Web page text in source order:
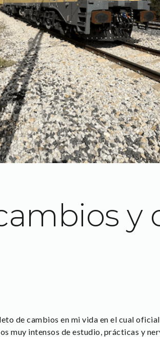
y
de cambios en mi vida en el cual
muy intensos de estudio, prácticas y